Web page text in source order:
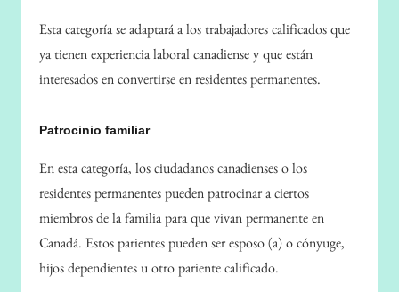
Esta categoría se adaptará a los trabajadores calificados que
ya tienen experiencia laboral canadiense y que están
interesados ​​en convertirse en residentes permanentes.
Patrocinio familiar
En esta categoría, los ciudadanos canadienses o los
residentes permanentes pueden patrocinar a ciertos
miembros de la familia para que vivan permanente en
Canadá. Estos parientes pueden ser esposo (a) o cónyuge,
hijos dependientes u otro pariente calificado.